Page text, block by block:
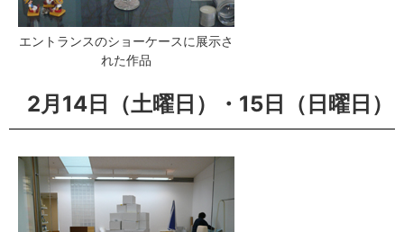
エントランスのショーケースに展示さ
れた作品
2月14日（土曜日）・15日（日曜日）